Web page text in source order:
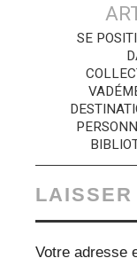
articles
SE
LAISSER
Votre adresse